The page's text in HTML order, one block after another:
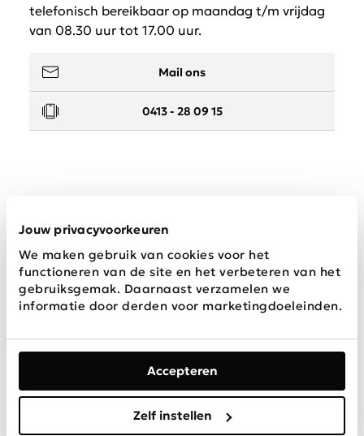
Jouw privacyvoorkeuren
We maken gebruik van cookies voor het
functioneren van de site en het verbeteren van het
gebruiksgemak. Daarnaast verzamelen we
informatie door derden voor marketingdoeleinden.
Accepteren
Zelf instellen
telefonisch bereikbaar op maandag t/m vrijdag
van 08.30 uur tot 17.00 uur.
Mail ons
0413 - 28 09 15
Wij zijn Schijvens mode
Algemene
Privacy &
Cookies
Disclaimer